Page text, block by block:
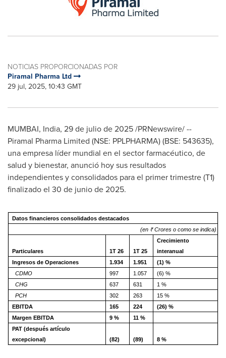
NOTICIAS PROPORCIONADAS POR
Piramal Pharma Ltd
29 jul, 2025, 10:43 GMT
MUMBAI, India, 29 de julio de 2025/PRNewswire/ --
Piramal Pharma Limited (NSE: PPLPHARMA) (BSE: 543635),
una empresa líder mundial en el sector farmacéutico, de
salud y bienestar, anunció hoy sus resultados
independientes y consolidados para el primer trimestre (T1)
finalizado el 30 de junio de 2025.
Datos financieros consolidados destacados
(en ₹ Crores o como se indica)
Particulares 1T 26 1T 25
Crecimiento
interanual
Ingresos de Operaciones
1.934 1.951
(1) %
CDMO
997 1.057
(6) %
CHG
637 631
1 %
PCH
302 263
15 %
EBITDA
165 224
(26) %
Margen EBITDA
9 %
11 %
PAT (después artículo
excepcional)
(82) (89) 8 %